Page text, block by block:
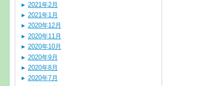
2021年2月
2021年1月
2020年12月
2020年11月
2020年10月
2020年9月
2020年8月
2020年7月